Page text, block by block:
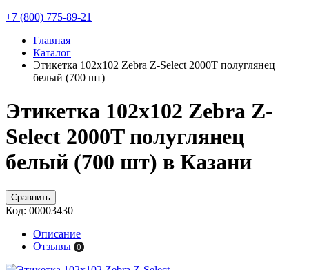
+7 (800) 775-89-21
Главная
Каталог
Этикетка 102x102 Zebra Z-Select 2000T полуглянец
белый (700 шт)
Этикетка 102x102 Zebra Z-
Select 2000T полуглянец
белый (700 шт) в Казани
Сравнить
Код: 00003430
Описание
Отзывы 0